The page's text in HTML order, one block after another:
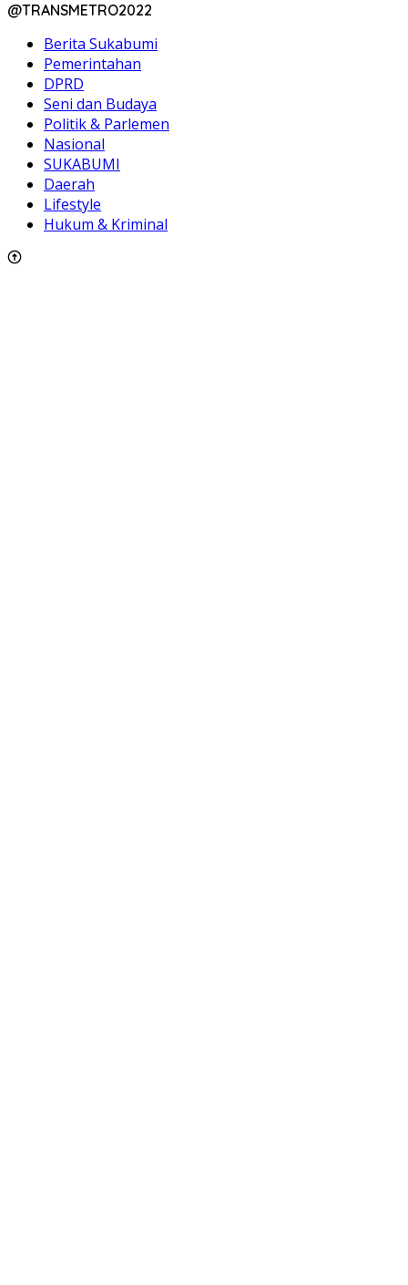
@TRANSMETRO2022
Berita Sukabumi
Pemerintahan
DPRD
Seni dan Budaya
Politik & Parlemen
Nasional
SUKABUMI
Daerah
Lifestyle
Hukum & Kriminal